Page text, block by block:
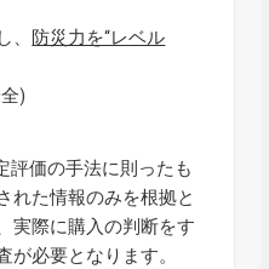
防災力を“レベル
)
評価の手法に則ったも
れた情報のみを根拠と
実際に購入の判断をす
が必要となります。